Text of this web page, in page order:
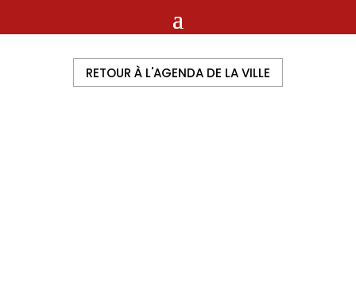
RETOUR À L'AGENDA DE LA VILLE